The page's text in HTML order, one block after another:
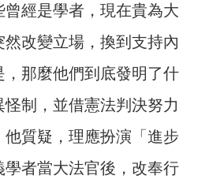
經是學者，現在貴為大
改變立場，換到支持內
，那麼他們到底發明了什
制，並借憲法判決努力
質疑，理應扮演「進步
者當大法官後，改奉行